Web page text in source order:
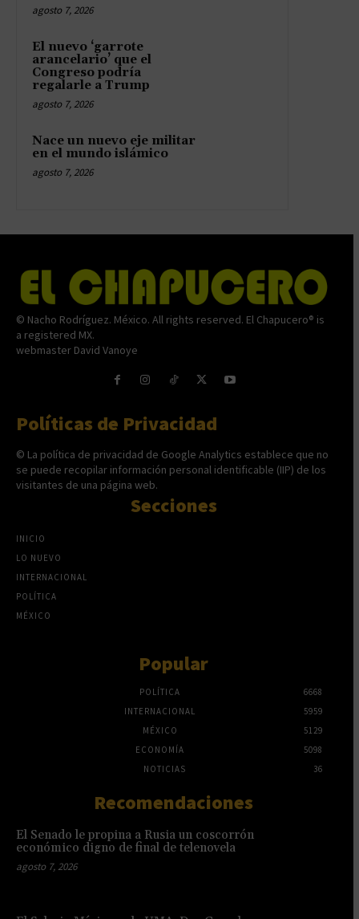
agosto 7, 2026
El nuevo ‘garrote
arancelario’ que el
Congreso podría
regalarle a Trump
agosto 7, 2026
Nace un nuevo eje militar
en el mundo islámico
agosto 7, 2026
© Nacho Rodríguez. México. All rights reserved. El Chapucero® is
a registered MX.
webmaster David Vanoye
Políticas de Privacidad
© La política de privacidad de Google Analytics establece que no
se puede recopilar información personal identificable (IIP) de los
visitantes de una página web.
Secciones
INICIO
LO NUEVO
INTERNACIONAL
POLÍTICA
MÉXICO
Popular
POLÍTICA
6668
INTERNACIONAL
5959
MÉXICO
5129
ECONOMÍA
5098
NOTICIAS
36
Recomendaciones
El Senado le propina a Rusia un coscorrón
económico digno de final de telenovela
agosto 7, 2026